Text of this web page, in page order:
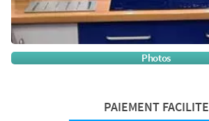
Photos
PAIEMENT FACILITE